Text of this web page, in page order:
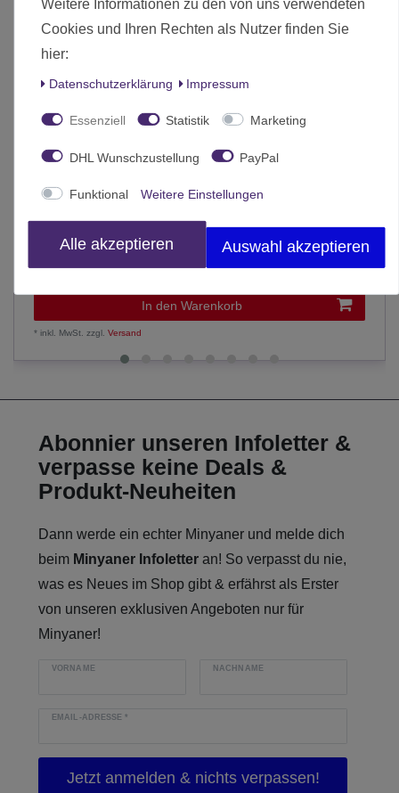
12,90 € *
In den Warenkorb
*inkl. MwSt. zzgl.Versand
Abonnier unseren Infoletter &
verpasse keine Deals &
Produkt-Neuheiten
Dann werde ein echter Minyaner und melde dich
beim Minyaner Infoletter an! So verpasst du nie,
was es Neues im Shop gibt & erfährst als Erster
von unseren exklusiven Angeboten nur für
Minyaner!
VORNAME NACHNAME
EMAIL-ADRESSE*
Weitere Informationen zu den von uns verwendeten
Cookies und Ihren Rechten als Nutzer finden Sie
hier:
Daten­schutz­erklärung Impressum
Essenziell Statistik Marketing
DHL Wunschzustellung PayPal
Funktional Weitere Einstellungen
Alle akzeptieren Auswahl akzeptieren